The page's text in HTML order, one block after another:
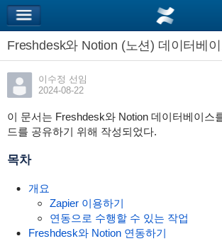
Freshdesk와 Notion (노션) 데이터베이
이수정 선임
2024-08-22
이 문서는 Freshdesk와 Notion 데이터베이스
드를 공유하기 위해 작성되었다.
목차
개요
Zapier 이용하기
연동으로 수행할 수 있는 작업
Freshdesk와 Notion 연동하기